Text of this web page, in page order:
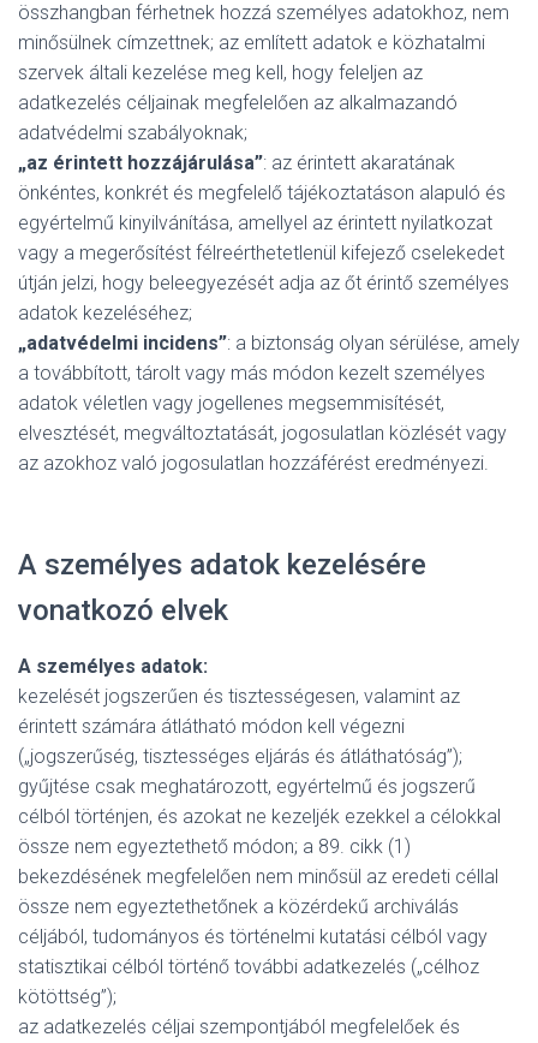
összhangban férhetnek hozzá személyes adatokhoz, nem
minősülnek címzettnek; az említett adatok e közhatalmi
szervek általi kezelése meg kell, hogy feleljen az
adatkezelés céljainak megfelelően az alkalmazandó
adatvédelmi szabályoknak;
„az érintett hozzájárulása”: az érintett akaratának
önkéntes, konkrét és megfelelő tájékoztatáson alapuló és
egyértelmű kinyilvánítása, amellyel az érintett nyilatkozat
vagy a megerősítést félreérthetetlenül kifejező cselekedet
útján jelzi, hogy beleegyezését adja az őt érintő személyes
adatok kezeléséhez;
„adatvédelmi incidens”: a biztonság olyan sérülése, amely
a továbbított, tárolt vagy más módon kezelt személyes
adatok véletlen vagy jogellenes megsemmisítését,
elvesztését, megváltoztatását, jogosulatlan közlését vagy
az azokhoz való jogosulatlan hozzáférést eredményezi.
A személyes adatok kezelésére
vonatkozó elvek
A személyes adatok:
kezelését jogszerűen és tisztességesen, valamint az
érintett számára átlátható módon kell végezni
(„jogszerűség, tisztességes eljárás és átláthatóság”);
gyűjtése csak meghatározott, egyértelmű és jogszerű
célból történjen, és azokat ne kezeljék ezekkel a célokkal
össze nem egyeztethető módon; a 89. cikk (1)
bekezdésének megfelelően nem minősül az eredeti céllal
össze nem egyeztethetőnek a közérdekű archiválás
céljából, tudományos és történelmi kutatási célból vagy
statisztikai célból történő további adatkezelés („célhoz
kötöttség”);
az adatkezelés céljai szempontjából megfelelőek és